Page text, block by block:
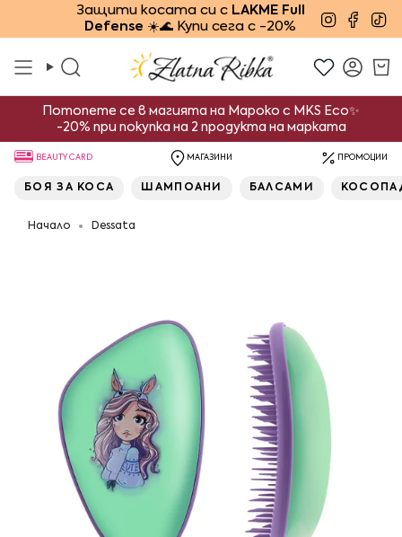
Потопете се в магията на Мароко с MKS Eco✨
-20% при покупка на 2 продукта на марката
Защити косата си с LAKME Full
Defense ☀️🌊 Купи сега с -20%
Търсене
BEAUTY CARD МАГАЗИНИ ПРОМОЦИИ
БОЯ ЗА КОСА ШАМПОАНИ БАЛСАМИ
Начало Dessata